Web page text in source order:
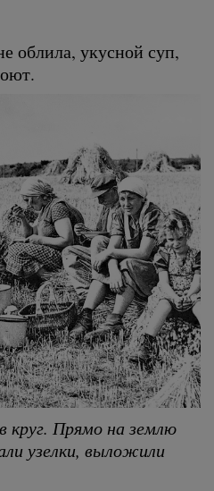
облила, укусной суп,
круг. Прямо на землю
узелки, выложили